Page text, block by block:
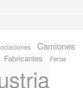
Camiones
Fabricantes Ferias